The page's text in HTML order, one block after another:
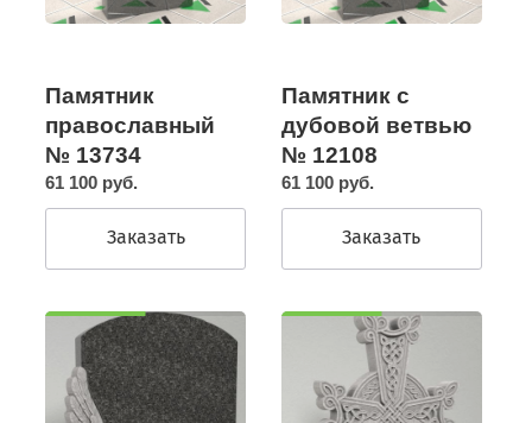
Памятник
православный
№ 13734
61 100 руб.
Заказать
Памятник с
дубовой ветвью
№ 12108
61 100 руб.
Заказать